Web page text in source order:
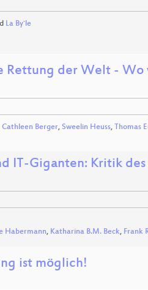
La By`le
Rettung der Welt - Wo
Cathleen Berger, Sweelin Heuss, Thomas
IT-Giganten: Kritik
Habermann, Katharina B.M. Beck, Frank
ist möglich!